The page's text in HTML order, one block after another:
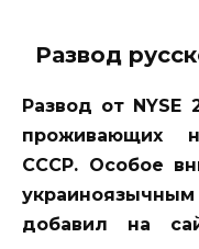
Развод
Развод от NYSE
проживающих
СССР. Особое
добавил на